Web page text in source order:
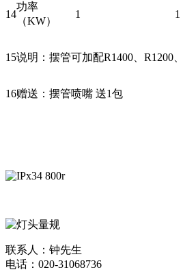
14
功率
（KW）
1 1
15说明：摆管可加配R1400、R1200
16赠送：摆管喷嘴 送1包
联系人：钟先生
电话：020-31068736